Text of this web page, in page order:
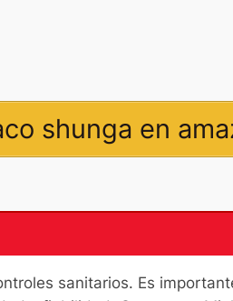
shunga en
sanitarios. Es